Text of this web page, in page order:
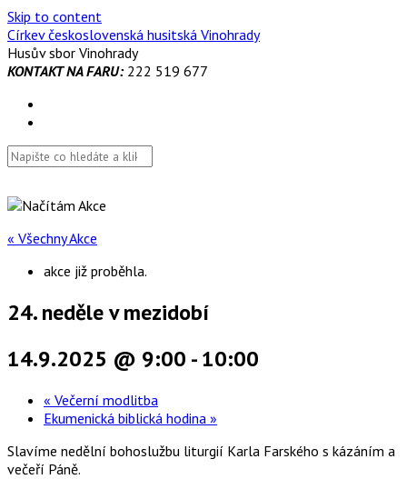
Skip to content
Církev československá husitská Vinohrady
Husův sbor Vinohrady
KONTAKT NA FARU:222 519 677
« Všechny Akce
akce již proběhla.
24. neděle v mezidobí
14.9.2025 @ 9:00 -10:00
« Večerní modlitba
Ekumenická biblická hodina »
Slavíme nedělní bohoslužbu liturgií Karla Farského s kázáním a
večeří Páně.